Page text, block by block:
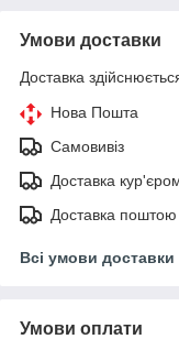
Умови доставки
Доставка
Нова Пошта
Самовивіз
Доставка
Доставка поштою
Всі умови доставки
Умови оплати